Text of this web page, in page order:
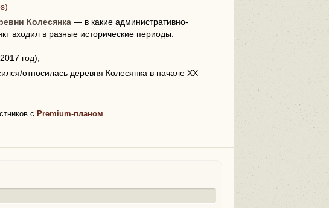
Колесянка — в какие административно-
входил в разные исторические периоды:
год);
относилась деревня Колесянка в начале XX
с Premium-планом.